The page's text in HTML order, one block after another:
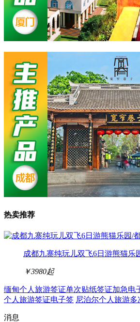
热卖推荐
成都九寨纯玩儿双飞6日游熊猫乐
￥3980起
缅甸个人旅游签证单次贴纸签证加急电
个人旅游签证电子签 尼泊尔个人旅游多
消息